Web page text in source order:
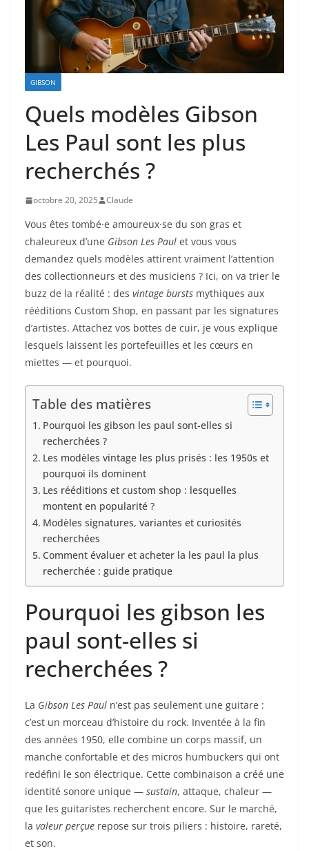
GIBSON
Quels modèles Gibson
Les Paul sont les plus
recherchés ?
octobre 20, 2025 Claude
Vous êtes tombé·e amoureux·se du son gras et
chaleureux d’une Gibson Les Paul et vous vous
demandez quels modèles attirent vraiment l’attention
des collectionneurs et des musiciens ? Ici, on va trier le
buzz de la réalité : des vintage bursts mythiques aux
rééditions Custom Shop, en passant par les signatures
d’artistes. Attachez vos bottes de cuir, je vous explique
lesquels laissent les portefeuilles et les cœurs en
miettes — et pourquoi.
Table des matières
Pourquoi les gibson les paul sont-elles si
recherchées ?
Les modèles vintage les plus prisés : les 1950s et
pourquoi ils dominent
Les rééditions et custom shop : lesquelles
montent en popularité ?
Modèles signatures, variantes et curiosités
recherchées
Comment évaluer et acheter la les paul la plus
recherchée : guide pratique
Pourquoi les gibson les
paul sont-elles si
recherchées ?
La Gibson Les Paul n’est pas seulement une guitare :
c’est un morceau d’histoire du rock. Inventée à la fin
des années 1950, elle combine un corps massif, un
manche confortable et des micros humbuckers qui ont
redéfini le son électrique. Cette combinaison a créé une
identité sonore unique — sustain, attaque, chaleur —
que les guitaristes recherchent encore. Sur le marché,
la valeur perçue repose sur trois piliers : histoire, rareté,
et son.